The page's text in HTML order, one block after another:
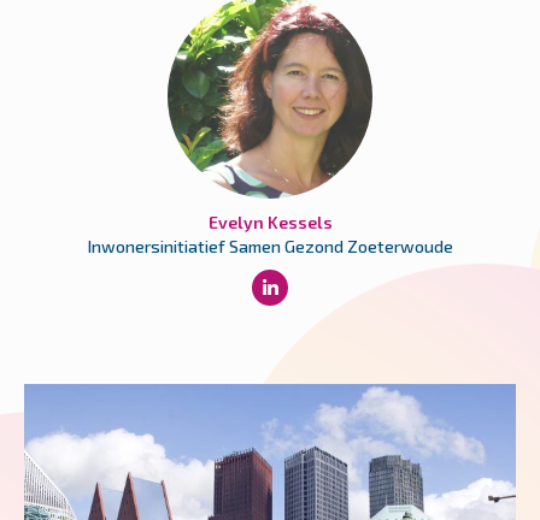
Evelyn Kessels
Inwonersinitiatief Samen Gezond Zoeterwoude